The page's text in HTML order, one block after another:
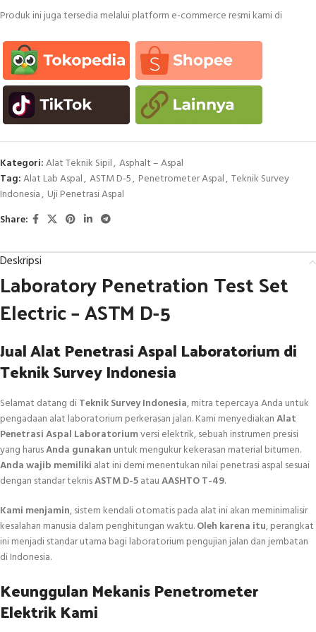
Produk ini juga tersedia melalui platform e-commerce resmi kami di
Kategori:Alat Teknik Sipil, Asphalt – Aspal
Tag:Alat Lab Aspal, ASTM D-5, Penetrometer Aspal, Teknik Survey
Indonesia, Uji Penetrasi Aspal
Share:
Deskripsi
Laboratory Penetration Test Set
Electric – ASTM D-5
Jual Alat Penetrasi Aspal Laboratorium di
Teknik Survey Indonesia
Selamat datang diTeknik Survey Indonesia, mitra tepercaya Anda untuk
pengadaan alat laboratorium perkerasan jalan. Kami menyediakanAlat
Penetrasi Aspal Laboratoriumversi elektrik, sebuah instrumen presisi
yang harusAnda gunakan untuk mengukur kekerasan material bitumen.
Anda wajib memiliki alat ini demi menentukan nilai penetrasi aspal sesuai
dengan standar teknisASTM D-5atauAASHTO T-49.
Kami menjamin, sistem kendali otomatis pada alat ini akan meminimalisir
kesalahan manusia dalam penghitungan waktu.Oleh karena itu, perangkat
ini menjadi standar utama bagi laboratorium pengujian jalan dan jembatan
di Indonesia.
Keunggulan Mekanis Penetrometer
Elektrik Kami